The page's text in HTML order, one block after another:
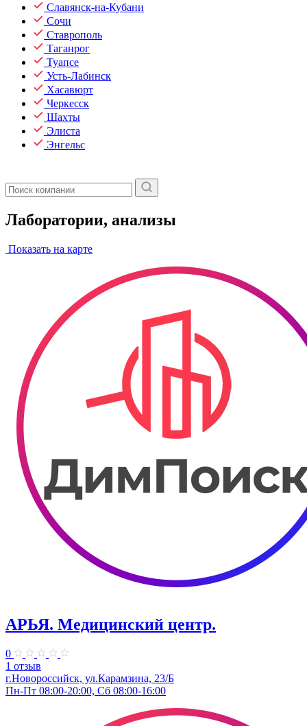
Славянск-на-Кубани
Сочи
Ставрополь
Таганрог
Туапсе
Усть-Лабинск
Хасавюрт
Черкесск
Шахты
Элиста
Энгельс
Лаборатории, анализы
Показать на карте
АРЬЯ. Медицинский центр.
0
1 отзыв
г.Новороссийск, ул.Карамзина, 23/Б
Пн-Пт 08:00-20:00, Сб 08:00-16:00